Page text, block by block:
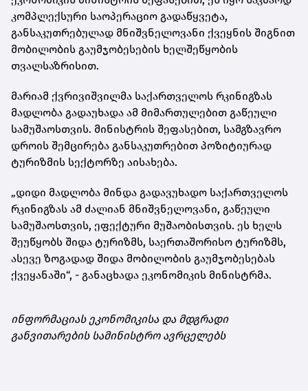
კომპლექსური საოპერაციო გადაწყვეტა,
განსაკუთრებულად მნიშვნელოვანი ქვეყნის შიგნით
მობილობის გაუმჯობესების ხელშეწყობის
თვალსაზრისით.
მარიამ ქვრივიშვილმა საქართველოს რკინიგზას
მადლობა გადაუხადა ამ მიმართულებით გაწეული
სამუშაოსთვის. მინისტრის შეფასებით, სამგზავრო
დროის შემცირება განსაკუთრებით პოზიტიურად
ტურიზმის სექტორზე აისახება.
„დიდი მადლობა მინდა გადავუხადო საქართველოს
რკინიგზას ამ ძალიან მნიშვნელოვანი, გაწეული
სამუშაოსთვის, ეფექტური მუშაობისთვის. ეს ხელს
შეუწყობს შიდა ტურიზმს, საერთაშორისო ტურიზმს,
ასევე ზოგადად შიდა მობილობის გაუმჯობესებას
ქვეყანაში“, - განაცხადა ეკონომიკის მინისტრმა.
ინფორმაციას ეკონომიკისა და მდგრადი
განვითარების სამინისტრო ავრცელებს